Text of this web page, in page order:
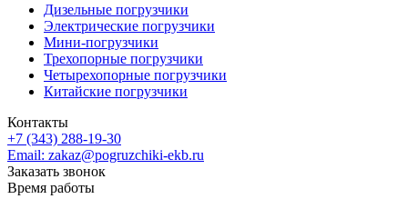
Дизельные погрузчики
Электрические погрузчики
Мини-погрузчики
Трехопорные погрузчики
Четырехопорные погрузчики
Китайские погрузчики
Контакты
+7 (343) 288-19-30
Email: zakaz@pogruzchiki-ekb.ru
Заказать звонок
Время работы